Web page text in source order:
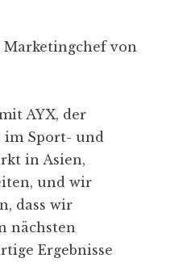
Marketingchef von
AYX, der
im Sport- und
in Asien,
und wir
dass wir
nächsten
Ergebnisse